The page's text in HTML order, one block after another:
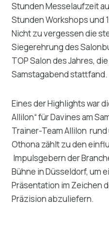
Stunden Messelaufzeit
Stunden Workshops und
Nicht zu vergessen die
Siegerehrung des
TOP Salon des Jahres,
Samstagabend stattfand.
Eines der Highlights war
Allilon“ für Davines am
Trainer-Team Allilon
Othona zählt zu den
Impulsgebern der
Bühne in Düsseldorf, um
Präsentation im Zeichen
Präzision abzuliefern.